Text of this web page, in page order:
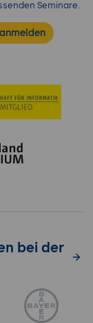
Seminare.
bei der